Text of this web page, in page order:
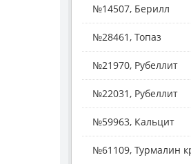
№14507, Берилл
№28461, Топаз
№21970, Рубеллит
№22031, Рубеллит
№59963, Кальцит
№61109, Турмалин